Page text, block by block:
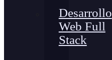
Desarrollo
Web Full
Stack